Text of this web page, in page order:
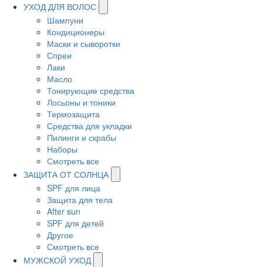
УХОД ДЛЯ ВОЛОС
Шампуни
Кондиционеры
Маски и сыворотки
Спреи
Лаки
Масло
Тонирующие средства
Лосьоны и тоники
Термозащита
Средства для укладки
Пилинги и скрабы
Наборы
Смотреть все
ЗАЩИТА ОТ СОЛНЦА
SPF для лица
Защита для тела
After sun
SPF для детей
Другое
Смотреть все
МУЖСКОЙ УХОД